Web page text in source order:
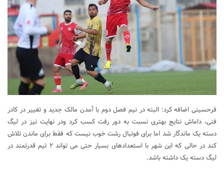
فرحسینی اضافه کرد: البته در نیم فصل دوم با آمدن مالک جدید و تغییر در کادر
فنی، داماش نتایج بهتری نسبت به دور رفت کسب کرد ودر نهایت نیز در لیگ
دسته یک ماندگار شد اما برای فوتبال رشت خوب نیست که فقط برای ماندن تلاش
کند در حالی که این شهر با استعدادهای بسیار حتی می تواند ۲ تیم قدرتمند در
لیگ دسته یک داشته باشد.